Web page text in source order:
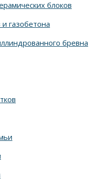
и террасой
блоков
газобетона
бревна